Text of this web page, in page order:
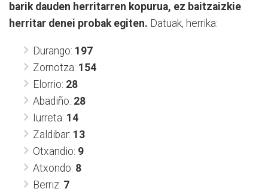
barik dauden herritarren kopurua, ez baitzaizkie
herritar denei probak egiten. Datuak, herrika:
Durango: 197
Zornotza: 154
Elorrio: 28
Abadiño: 28
Iurreta: 14
Zaldibar: 13
Otxandio: 9
Atxondo: 8
Berriz: 7